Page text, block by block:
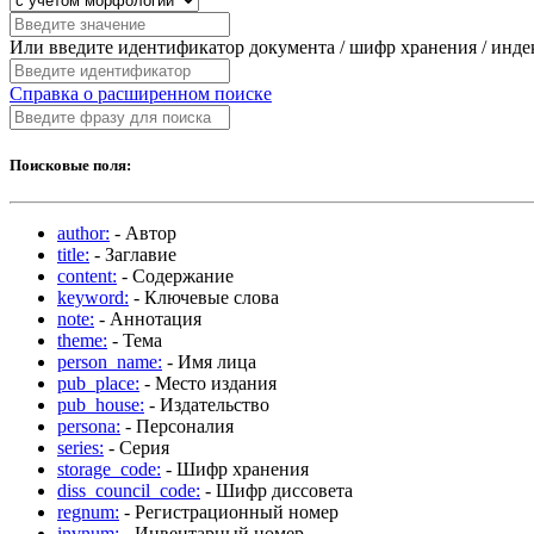
Или введите идентификатор документа / шифр хранения /
Справка о расширенном поиске
Поисковые поля:
author: - Автор
title: - Заглавие
content: - Содержание
keyword: - Ключевые слова
note: - Аннотация
theme: - Тема
person_name: - Имя лица
pub_place: - Место издания
pub_house: - Издательство
persona: - Персоналия
series: - Серия
storage_code: - Шифр хранения
diss_council_code: - Шифр диссовета
regnum: - Регистрационный номер